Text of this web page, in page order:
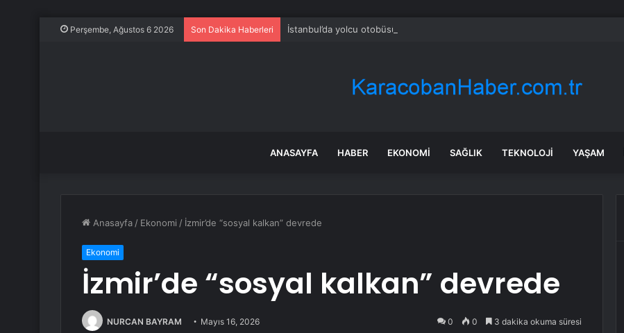
Perşembe, Ağustos 6 2026 Son Dakika Haberleri İstanbul’da yolcu otobüsü kaza yaptı: Çok sayıda yaralı var!
ANASAYFA HABER EKONOMI SAĞLIK TEKNOLOJI YAŞAM
Anasayfa / Ekonomi / İzmir’de “sosyal kalkan” devrede
Ekonomi
İzmir’de “sosyal kalkan” devrede
NURCAN BAYRAM Mayıs 16, 2026 0 0 3 dakika okuma süresi